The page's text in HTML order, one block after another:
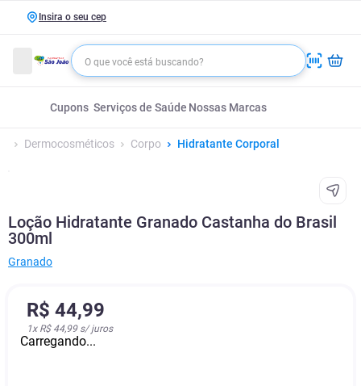
Insira o seu cep
Cupons Serviços de Saúde Nossas Marcas
Dermocosméticos Corpo Hidratante Corporal
Loção Hidratante Granado Castanha do Brasil
300ml
Granado
R$ 44,99
1x R$ 44,99s/ juros
Carregando...